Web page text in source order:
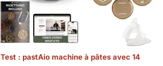
Test : pastAio machine à pâtes avec 14